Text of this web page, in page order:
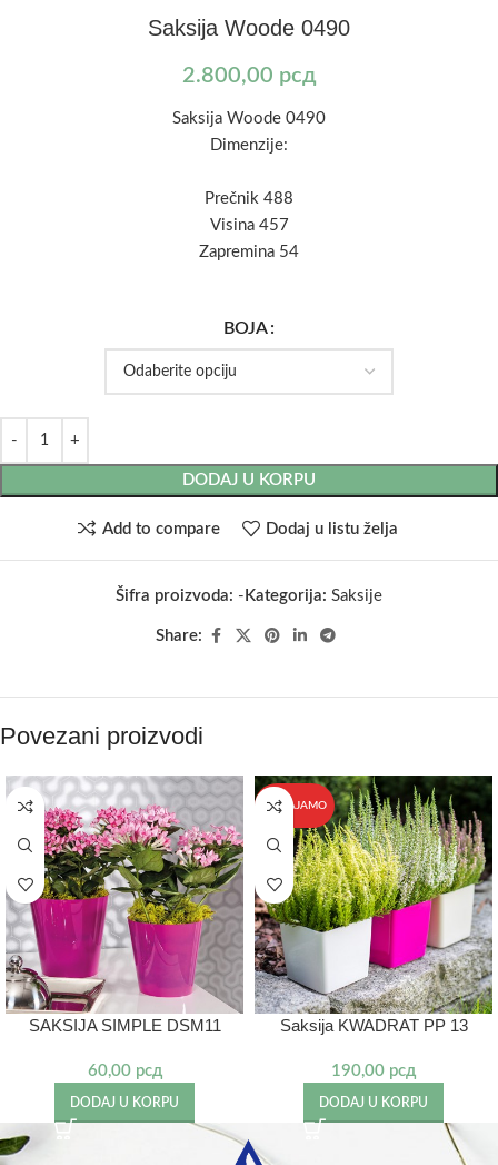
Saksija Woode 0490
2.800,00 рсд
Saksija Woode 0490
Dimenzije:
Prečnik 488
Visina 457
Zapremina 54
BOJA
DODAJ U KORPU
Add to compare Dodaj u listu želja
Šifra proizvoda: - Kategorija: Saksije
Share:
Povezani proizvodi
SAKSIJA SIMPLE DSM11
60,00 рсд
DODAJ U KORPU
IZDVAJAMO
Saksija KWADRAT PP 13
190,00 рсд
DODAJ U KORPU